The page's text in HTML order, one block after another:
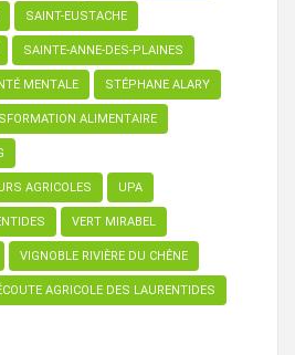
SAINT-EUSTACHE
SAINTE-ANNE-DES-PLAINES
MENTALE STÉPHANE ALARY
ALIMENTAIRE
AGRICOLES UPA
VERT MIRABEL
VIGNOBLE RIVIÈRE DU CHÊNE
AGRICOLE DES LAURENTIDES